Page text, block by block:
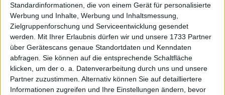
Standardinformationen, die von einem Gerät für personalisierte
Werbung und Inhalte, Werbung und Inhaltsmessung,
Zielgruppenforschung und Serviceentwicklung gesendet
werden.
Mit Ihrer Erlaubnis dürfen wir und unsere 1733 Partner
über Gerätescans genaue Standortdaten und Kenndaten
abfragen. Sie können auf die entsprechende Schaltfläche
klicken, um der o. a. Datenverarbeitung durch uns und unsere
Partner zuzustimmen. Alternativ können Sie auf detailliertere
Informationen zugreifen und Ihre Einstellungen ändern, bevor
Er kehrt an den Ort zurück, an dem er seinen ersten
Grand Slam-Triumph errungen hat, und auch der
letzte Grand Slam-Titel ging an den Spanier: in
Wimbledon, wo er Novak Djokovic in einem wahren
Epos besiegte.
Seitdem gab es gute und schlechte Zeiten für die
Nummer 1 der Welt, die in der Endphase des